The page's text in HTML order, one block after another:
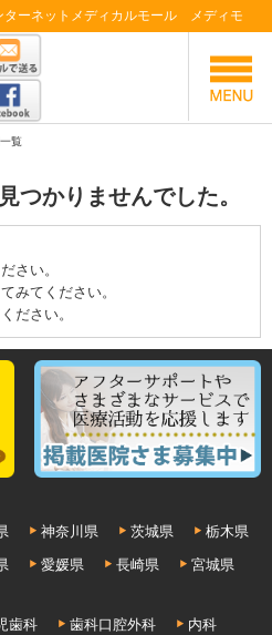
ターネットメディカルモール メディモ
覧
つかりませんでした。
さい。
みてください。
ださい。
神奈川県 茨城県
栃木県
愛媛県 長崎県
宮城県
歯科 歯科口腔外科
内科